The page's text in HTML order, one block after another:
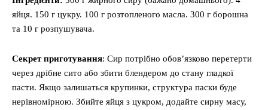
яйця. 150 г цукру. 100 г розтопленого масла. 300 г борошна
та 10 г розпушувача.
Секрет приготування: Сир потрібно обов’язково перетерти
через дрібне сито або збити блендером до стану гладкої
пасти. Якщо залишаться крупинки, структура паски буде
нерівномірною. Збийте яйця з цукром, додайте сирну масу,